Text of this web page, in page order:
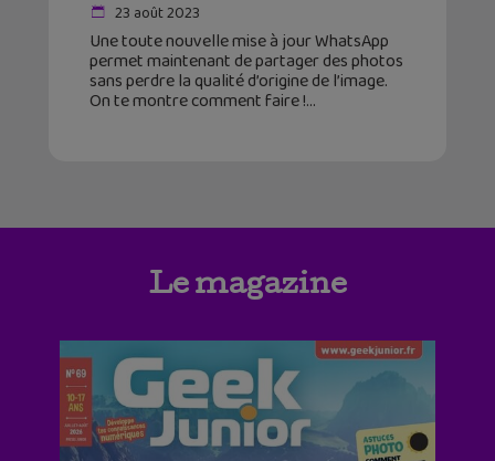
23 août 2023
Une toute nouvelle mise à jour WhatsApp
permet maintenant de partager des photos
sans perdre la qualité d’origine de l’image.
On te montre comment faire !
Le magazine